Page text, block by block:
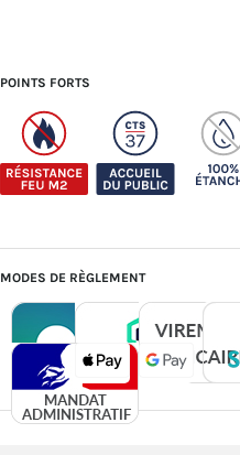
POINTS FORTS
MODES DE RÈGLEMENT